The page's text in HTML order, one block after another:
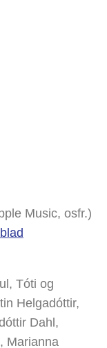
Music, osfr.)
Tóti og
Helgadóttir,
Dahl,
Marianna